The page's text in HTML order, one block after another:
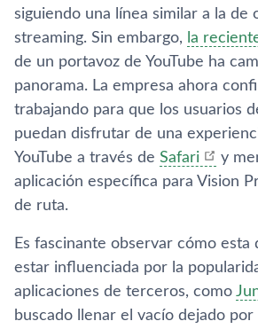
siguiendo una línea similar a la de
streaming. Sin embargo, la
de un portavoz de YouTube ha
panorama. La empresa ahora
trabajando para que los usuarios
puedan disfrutar de una
YouTube a través de Safari
y
aplicación específica para Vision
de ruta.
Es fascinante observar cómo esta
estar influenciada por la
aplicaciones de terceros, como
buscado llenar el vacío dejado por